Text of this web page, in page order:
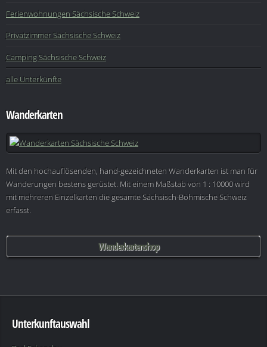
Ferienwohnungen Sächsische Schweiz
Privatzimmer Sächsische Schweiz
Camping Sächsische Schweiz
alle Unterkünfte
Wanderkarten
Mit den hochauflösenden, hand-gezeichneten Wanderkarten ist man für
Wanderungen bestens gerüstet. Mit einem Maßstab von 1 : 10000 wird
mit mehreren Einzelkarten die gesamte Sächsisch-Böhmische Schweiz
erfasst.
Wanderkartenshop
Unterkunftauswahl